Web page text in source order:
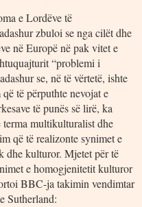
e Lordëve të
zbuloi se nga cilët dhe
në Europë në pak vitet e
“problemi i
se, në të vërtetë, ishte
të përputhte nevojat e
të punës së lirë, ka
multikulturalist dhe
që të realizonte synimet e
dhe kulturor. Mjetet për të
e homogjenitetit kulturor
BBC-ja takimin vendimtar
Sutherland: